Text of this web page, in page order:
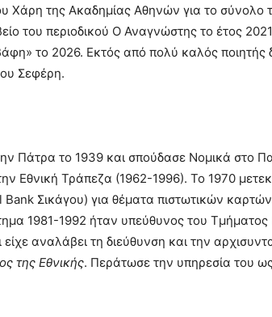
Χάρη της Ακαδημίας Αθηνών για το σύνολο
του περιοδικού Ο Αναγνώστης το έτος
το 2026. Εκτός από πολύ καλός ποιητής
Σεφέρη.
Πάτρα το 1939 και σπούδασε Νομικά στο
Εθνική Τράπεζα (1962-1996). Το 1970
Σικάγου) για θέματα πιστωτικών
1981-1992 ήταν υπεύθυνος του Τμήματος
αναλάβει τη διεύθυνση και την
της Εθνικής. Περάτωσε την υπηρεσία του